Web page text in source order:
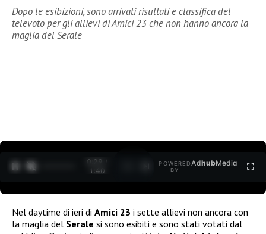
Dopo le esibizioni, sono arrivati risultati e classifica del
televoto per gli allievi di Amici 23 che non hanno ancora la
maglia del Serale
0:30 /
1:40
POWERED
BY
AdhubMedia
Nel daytime di ieri di Amici 23 i sette allievi non ancora con
la maglia del Serale si sono esibiti e sono stati votati dal